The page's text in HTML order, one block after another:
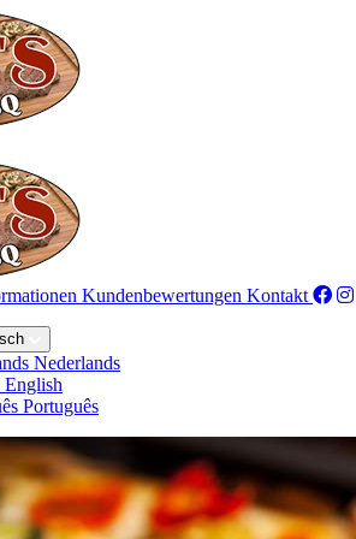
Kundenbewertungen Kontakt
Nederlands
English
Português